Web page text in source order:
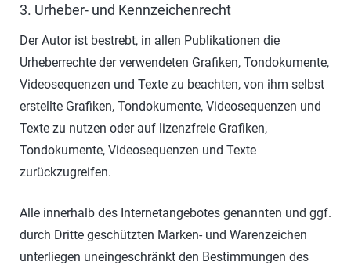
3. Urheber- und Kennzeichenrecht
Der Autor ist bestrebt, in allen Publikationen die
Urheberrechte der verwendeten Grafiken, Tondokumente,
Videosequenzen und Texte zu beachten, von ihm selbst
erstellte Grafiken, Tondokumente, Videosequenzen und
Texte zu nutzen oder auf lizenzfreie Grafiken,
Tondokumente, Videosequenzen und Texte
zurückzugreifen.
Alle innerhalb des Internetangebotes genannten und ggf.
durch Dritte geschützten Marken- und Warenzeichen
unterliegen uneingeschränkt den Bestimmungen des